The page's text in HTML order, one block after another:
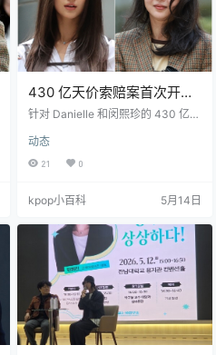
430 亿天价索赔案首次开
庭，ADOR 被控“恶意折磨”
针对 Danielle 和闵熙珍的 430 亿索
审毫无实质性进展。 法庭上，Dani
elle 律师怒斥 ADOR 玩弄“拖延战
心并非为了赢官司，而是企图用漫
elle 作为爱豆的黄金上升期。 ADO
R 则大喊冤枉，称换律师是“现实情
况所迫”，绝对没有拖延的意思，还
强调…
动态
21 0
kpop小百科 5月14日